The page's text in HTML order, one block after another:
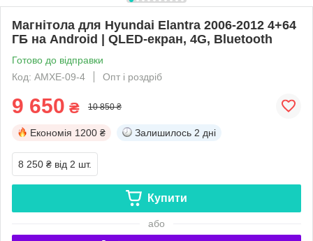
Магнітола для Hyundai Elantra 2006-2012 4+64
ГБ на Android | QLED-екран, 4G, Bluetooth
Готово до відправки
Код: АМХE-09-4
Опт і роздріб
9 650 ₴ 10 850 ₴
Економія 1200 ₴ Залишилось 2 дні
8 250 ₴ від 2 шт.
Купити
або